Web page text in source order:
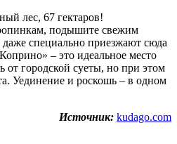
лес, 67 гектаров!
подышите свежим
специально приезжают сюда
– это идеальное место
от городской суеты, но при этом
Уединение и роскошь – в одном
Источник: kudago.com